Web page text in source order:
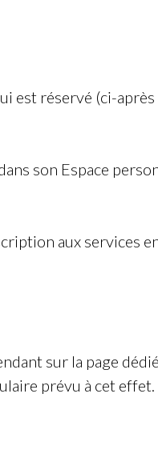
est réservé (ci-
son Espace
aux services
sur la page
prévu à cet effet.